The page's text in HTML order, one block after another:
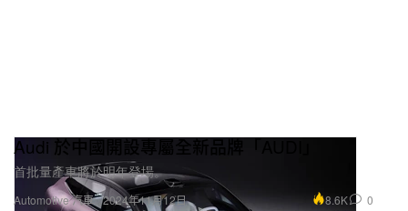
Automotive 汽車
Audi 於中國開設專屬全新品牌「AUDI」
首批量產車將於明年登場。
2024年11月12日 8.6K 0